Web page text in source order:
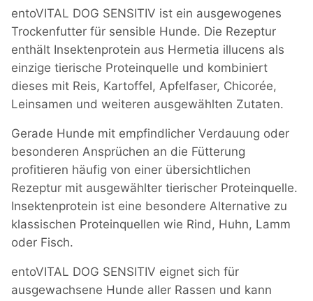
entoVITAL DOG SENSITIV ist ein ausgewogenes
Trockenfutter für sensible Hunde. Die Rezeptur
enthält Insektenprotein aus Hermetia illucens als
einzige tierische Proteinquelle und kombiniert
dieses mit Reis, Kartoffel, Apfelfaser, Chicorée,
Leinsamen und weiteren ausgewählten Zutaten.
Gerade Hunde mit empfindlicher Verdauung oder
besonderen Ansprüchen an die Fütterung
profitieren häufig von einer übersichtlichen
Rezeptur mit ausgewählter tierischer Proteinquelle.
Insektenprotein ist eine besondere Alternative zu
klassischen Proteinquellen wie Rind, Huhn, Lamm
oder Fisch.
entoVITAL DOG SENSITIV eignet sich für
ausgewachsene Hunde aller Rassen und kann